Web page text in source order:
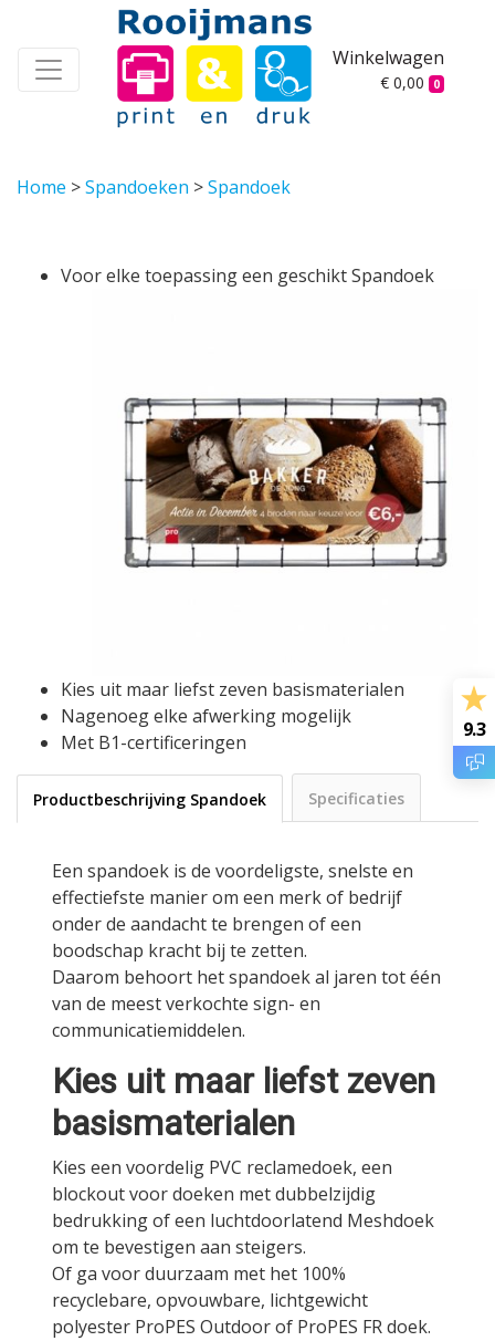
Winkelwagen
€ 0,00 0
Home >Spandoeken >Spandoek
Voor elke toepassing een geschikt Spandoek
Kies uit maar liefst zeven basismaterialen
Nagenoeg elke afwerking mogelijk
Met B1-certificeringen
Productbeschrijving Spandoek Specificaties
Een spandoek is de voordeligste, snelste en
effectiefste manier om een merk of bedrijf
onder de aandacht te brengen of een
boodschap kracht bij te zetten.
Daarom behoort het spandoek al jaren tot één
van de meest verkochte sign- en
communicatiemiddelen.
Kies uit maar liefst zeven
basismaterialen
Kies een voordelig PVC reclamedoek, een
blockout voor doeken met dubbelzijdig
bedrukking of een luchtdoorlatend Meshdoek
om te bevestigen aan steigers.
Of ga voor duurzaam met het 100%
recyclebare, opvouwbare, lichtgewicht
polyester ProPES Outdoor of ProPES FR doek.
9.3